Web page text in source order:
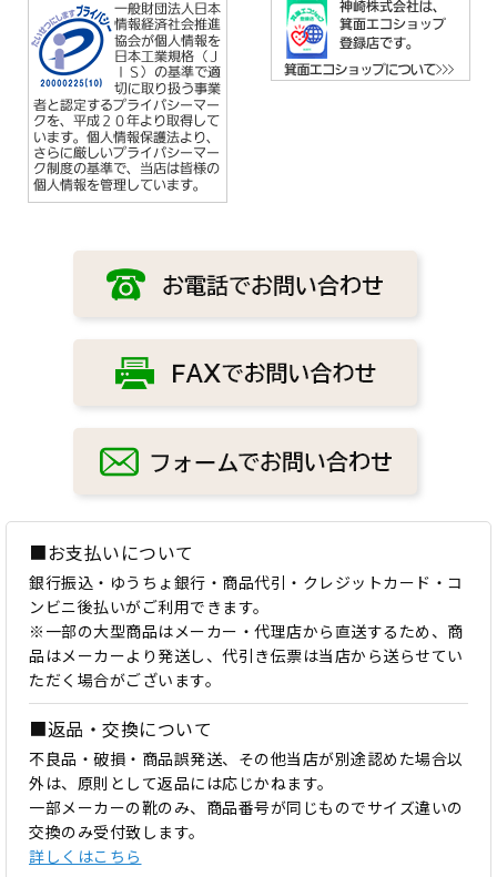
■お支払いについて
銀行振込・ゆうちょ銀行・商品代引・クレジットカード・コ
ンビニ後払いがご利用できます。
※一部の大型商品はメーカー・代理店から直送するため、商
品はメーカーより発送し、代引き伝票は当店から送らせてい
ただく場合がございます。
■返品・交換について
不良品・破損・商品誤発送、その他当店が別途認めた場合以
外は、原則として返品には応じかねます。
一部メーカーの靴のみ、商品番号が同じものでサイズ違いの
交換のみ受付致します。
詳しくはこちら